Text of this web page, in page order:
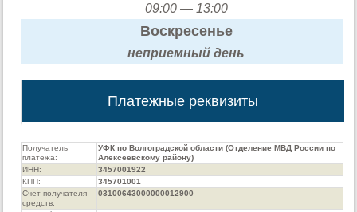
09:00 — 13:00
Воскресенье
неприемный день
Платежные реквизиты
Получатель
платежа:
УФК по Волгоградской области (Отделение МВД России по
Алексеевскому району)
ИНН:
3457001922
КПП:
345701001
Счет получателя
средств:
03100643000000012900